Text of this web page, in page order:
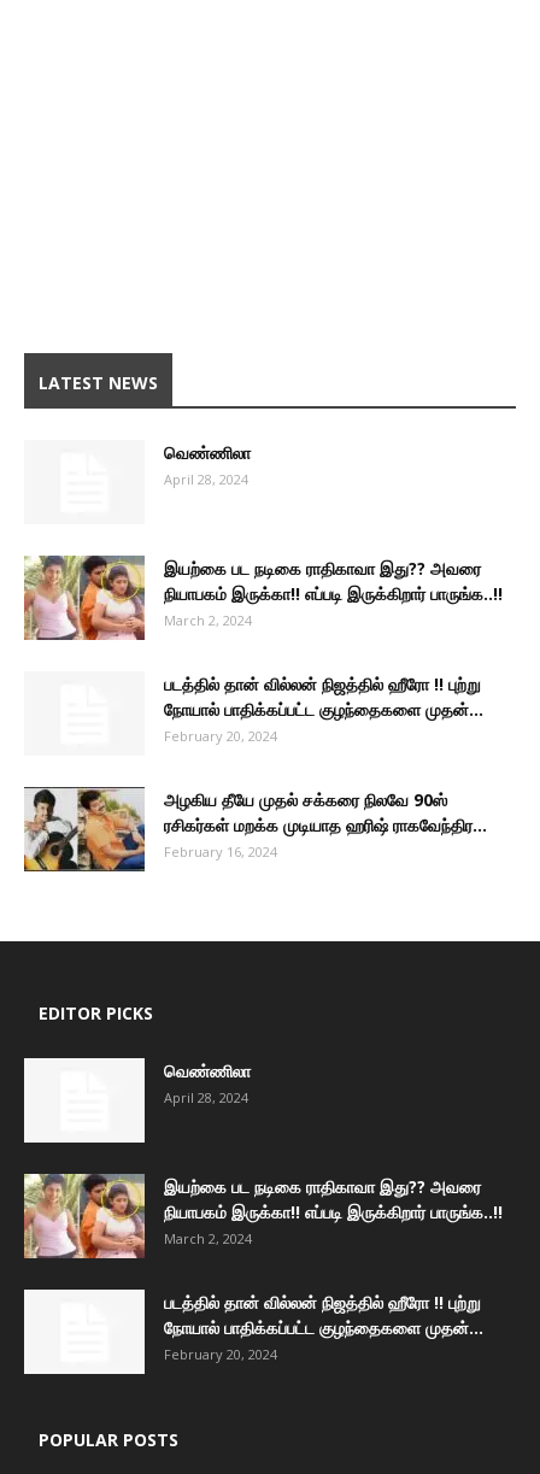
LATEST NEWS
வெண்ணிலா
April 28, 2024
இயற்கை பட நடிகை ராதிகாவா இது?? அவரை
நியாபகம் இருக்கா!! எப்படி இருக்கிறார் பாருங்க..!!
March 2, 2024
படத்தில் தான் வில்லன் நிஜத்தில் ஹீரோ !! புற்று
நோயால் பாதிக்கப்பட்ட குழந்தைகளை முதன்...
February 20, 2024
அழகிய தீயே முதல் சக்கரை நிலவே 90ஸ்
ரசிகர்கள் மறக்க முடியாத ஹரிஷ் ராகவேந்திர...
February 16, 2024
EDITOR PICKS
வெண்ணிலா
April 28, 2024
இயற்கை பட நடிகை ராதிகாவா இது?? அவரை
நியாபகம் இருக்கா!! எப்படி இருக்கிறார் பாருங்க..!!
March 2, 2024
படத்தில் தான் வில்லன் நிஜத்தில் ஹீரோ !! புற்று
நோயால் பாதிக்கப்பட்ட குழந்தைகளை முதன்...
February 20, 2024
POPULAR POSTS